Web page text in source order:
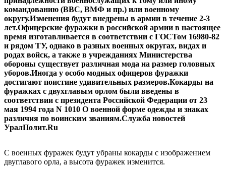
командованию (ВВС, ВМФ и пр.) или военному
округу.Изменения будут внедрены в армии в течение 2-3
лет.Офицерские фуражки в российской армии в настоящее
время изготавливается в соответствии с ГОСТом 16980-82
и рядом ТУ, однако в разных военных округах, видах и
родах войск, а также в учрежданиях Министерства
обороны существует различная мода на размер головных
уборов.Иногда у особо модных офицеров фуражки
достигают поистине удивительных размеров.Кокарды на
фуражках с двухглавым орлом были введены в
соответствии с президента Российской Федерации от 23
мая 1994 года N 1010 О военной форме одежды и знаках
различия по воинским званиям.Служба новостей
УралПолит.Ru
С военных фуражек будут убраны кокарды с изображением
двуглавого орла, а высота фуражек изменится.